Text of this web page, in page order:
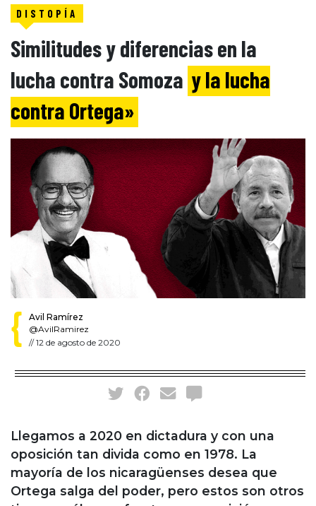
DISTOPÍA
Similitudes y diferencias en la
lucha contra Somoza y la lucha
contra Ortega»
Avil Ramírez
@AvilRamirez
//12 de agosto de 2020
Llegamos a 2020 en dictadura y con una
oposición tan divida como en 1978. La
mayoría de los nicaragüenses desea que
Ortega salga del poder, pero estos son otros